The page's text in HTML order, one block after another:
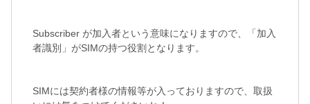
Subscriber が加入者という意味になりますので、「加入
者識別」がSIMの持つ役割となります。
SIMには契約者様の情報等が入っておりますので、取扱